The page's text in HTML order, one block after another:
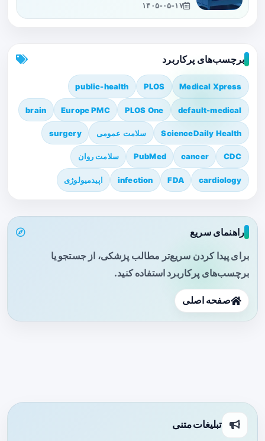
۱۴۰۵-۰۵-۱۷
برچسب‌های پرکاربرد
Medical Xpress
PLOS
public-health
default-medical
PLOS One
Europe PMC
brain
ScienceDaily Health سلامت عمومی surgery
CDC
cancer
PubMed سلامت روان
cardiology
FDA
infection اپیدمیولوژی
راهنمای سریع
برای پیدا کردن سریع‌تر مطالب پزشکی، از جستجو یا
برچسب‌های پرکاربرد استفاده کنید.
صفحه اصلی
تبلیغات متنی